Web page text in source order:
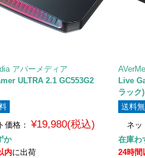
アバーメディア
ULTRA 2.1 GC553G2
価格： ¥19,980(税込)
か
内に出荷
Live
ラッ
送料
ネッ
在庫わ
24時間